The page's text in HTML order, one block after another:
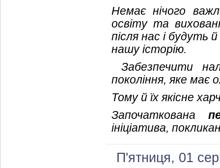
Немає нічого
освіту та
після нас і будуть
нашу історію.
Забезпечити
покоління, яке має
Тому й їх якісне
Започаткована
ініціатива,
П'ятниця, 01